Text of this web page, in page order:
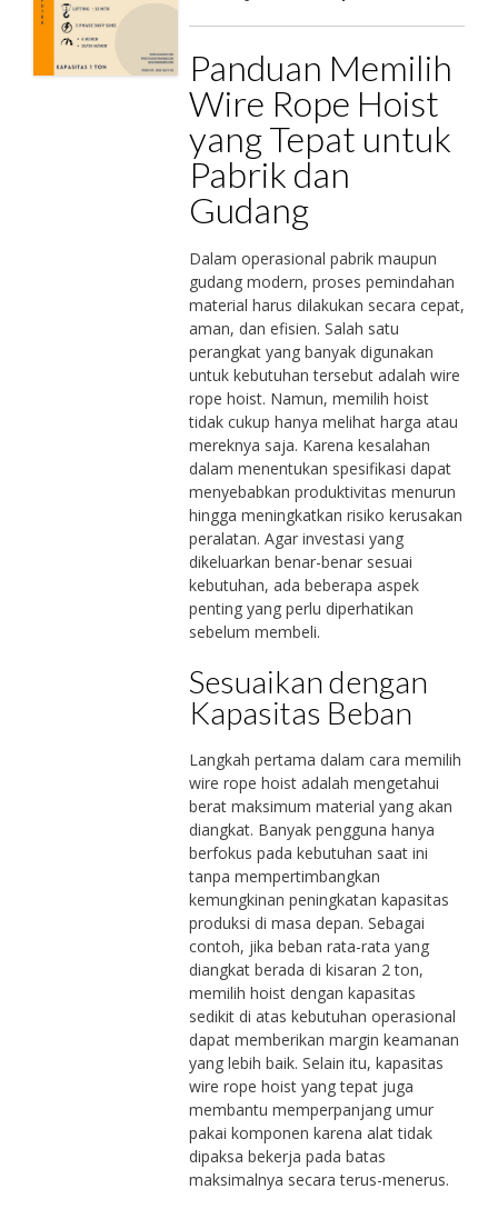
Panduan Memilih
Wire Rope Hoist
yang Tepat untuk
Pabrik dan
Gudang
Dalam operasional pabrik maupun
gudang modern, proses pemindahan
material harus dilakukan secara cepat,
aman, dan efisien. Salah satu
perangkat yang banyak digunakan
untuk kebutuhan tersebut adalah wire
rope hoist. Namun, memilih hoist
tidak cukup hanya melihat harga atau
mereknya saja. Karena kesalahan
dalam menentukan spesifikasi dapat
menyebabkan produktivitas menurun
hingga meningkatkan risiko kerusakan
peralatan. Agar investasi yang
dikeluarkan benar-benar sesuai
kebutuhan, ada beberapa aspek
penting yang perlu diperhatikan
sebelum membeli.
Sesuaikan dengan
Kapasitas Beban
Langkah pertama dalam cara memilih
wire rope hoist adalah mengetahui
berat maksimum material yang akan
diangkat. Banyak pengguna hanya
berfokus pada kebutuhan saat ini
tanpa mempertimbangkan
kemungkinan peningkatan kapasitas
produksi di masa depan. Sebagai
contoh, jika beban rata-rata yang
diangkat berada di kisaran 2 ton,
memilih hoist dengan kapasitas
sedikit di atas kebutuhan operasional
dapat memberikan margin keamanan
yang lebih baik. Selain itu, kapasitas
wire rope hoist yang tepat juga
membantu memperpanjang umur
pakai komponen karena alat tidak
dipaksa bekerja pada batas
maksimalnya secara terus-menerus.